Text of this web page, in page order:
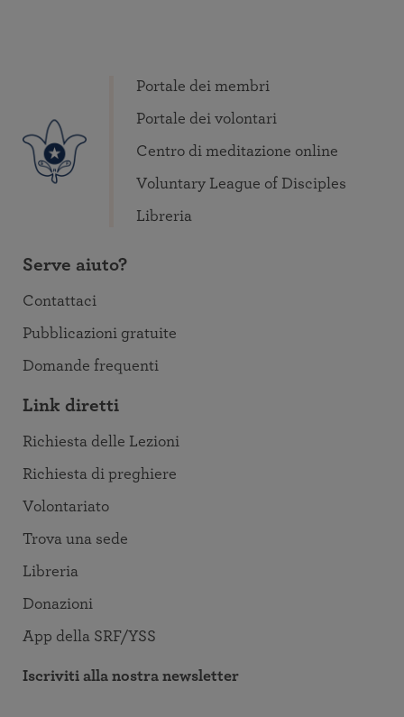
Portale dei membri
Portale dei volontari
Centro di meditazione online
Voluntary League of Disciples
Libreria
Serve aiuto?
Contattaci
Pubblicazioni gratuite
Domande frequenti
Link diretti
Richiesta delle Lezioni
Richiesta di preghiere
Volontariato
Trova una sede
Libreria
Donazioni
App della SRF/YSS
Iscriviti alla nostra newsletter